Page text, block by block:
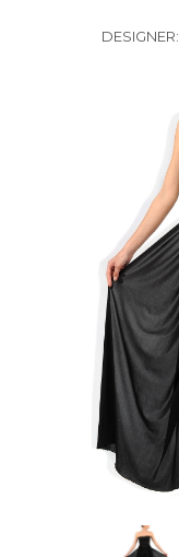
DESIGNER: